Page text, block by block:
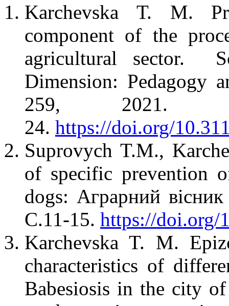
Karchevska Т. М.
component of the
agricultural sector.
Dimension: Pedagogy
259,
24. https://doi.org/
Suprovych T.М.,
of specific prevention
dogs: Аграрний
C.11-15. https://doi.org/
Karchevska T. M.
characteristics of
Babesiosis in the city